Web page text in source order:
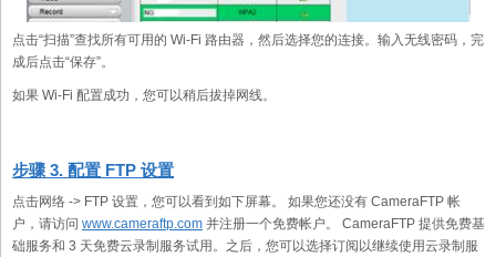
点击“扫描”查找所有可用的 Wi-Fi 路由器，然后选择您的连接。输入无线密码，完
成后点击“保存”。
如果 Wi-Fi 配置成功，您可以稍后拔掉网线。
步骤 3. 配置 FTP 设置
点击网络 -> FTP 设置，您可以看到如下屏幕。 如果您还没有 CameraFTP 帐
户，请访问 www.cameraftp.com 并注册一个免费帐户。 CameraFTP 提供免费基
础服务和 3 天免费云录制服务试用。之后，您可以选择订阅以继续使用云录制服